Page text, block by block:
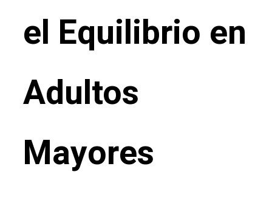
el Equilibrio en
Adultos
Mayores